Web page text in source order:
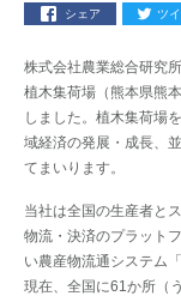
シェア ツ
株式会社農業総合研究
植木集荷場（熊本県熊
しました。植木集荷場
域経済の発展・成長、
てまいります。
当社は全国の生産者と
物流・決済のプラット
い農産物流通システム
現在、全国に61か所（